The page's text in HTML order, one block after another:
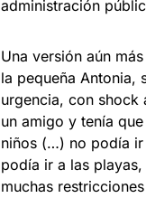
administración
Una versión aún
la pequeña Antonia,
urgencia, con shock
un amigo y tenía
niños (…) no podía ir
podía ir a las
muchas